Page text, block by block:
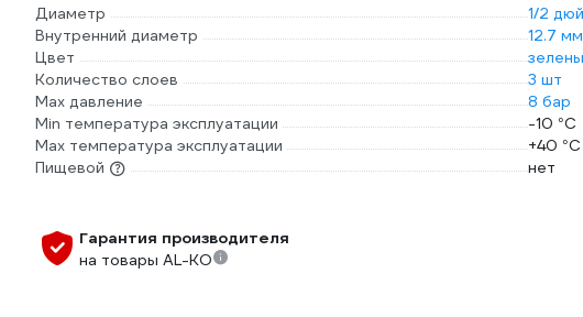
Диаметр
1/2
Внутренний диаметр
12.7 мм
Цвет
Количество слоев
3 шт
Max давление
8 бар
Min температура эксплуатации
-10 °С
Мах температура эксплуатации
+40 °С
Пищевой
нет
Гарантия производителя
на товары AL-KO